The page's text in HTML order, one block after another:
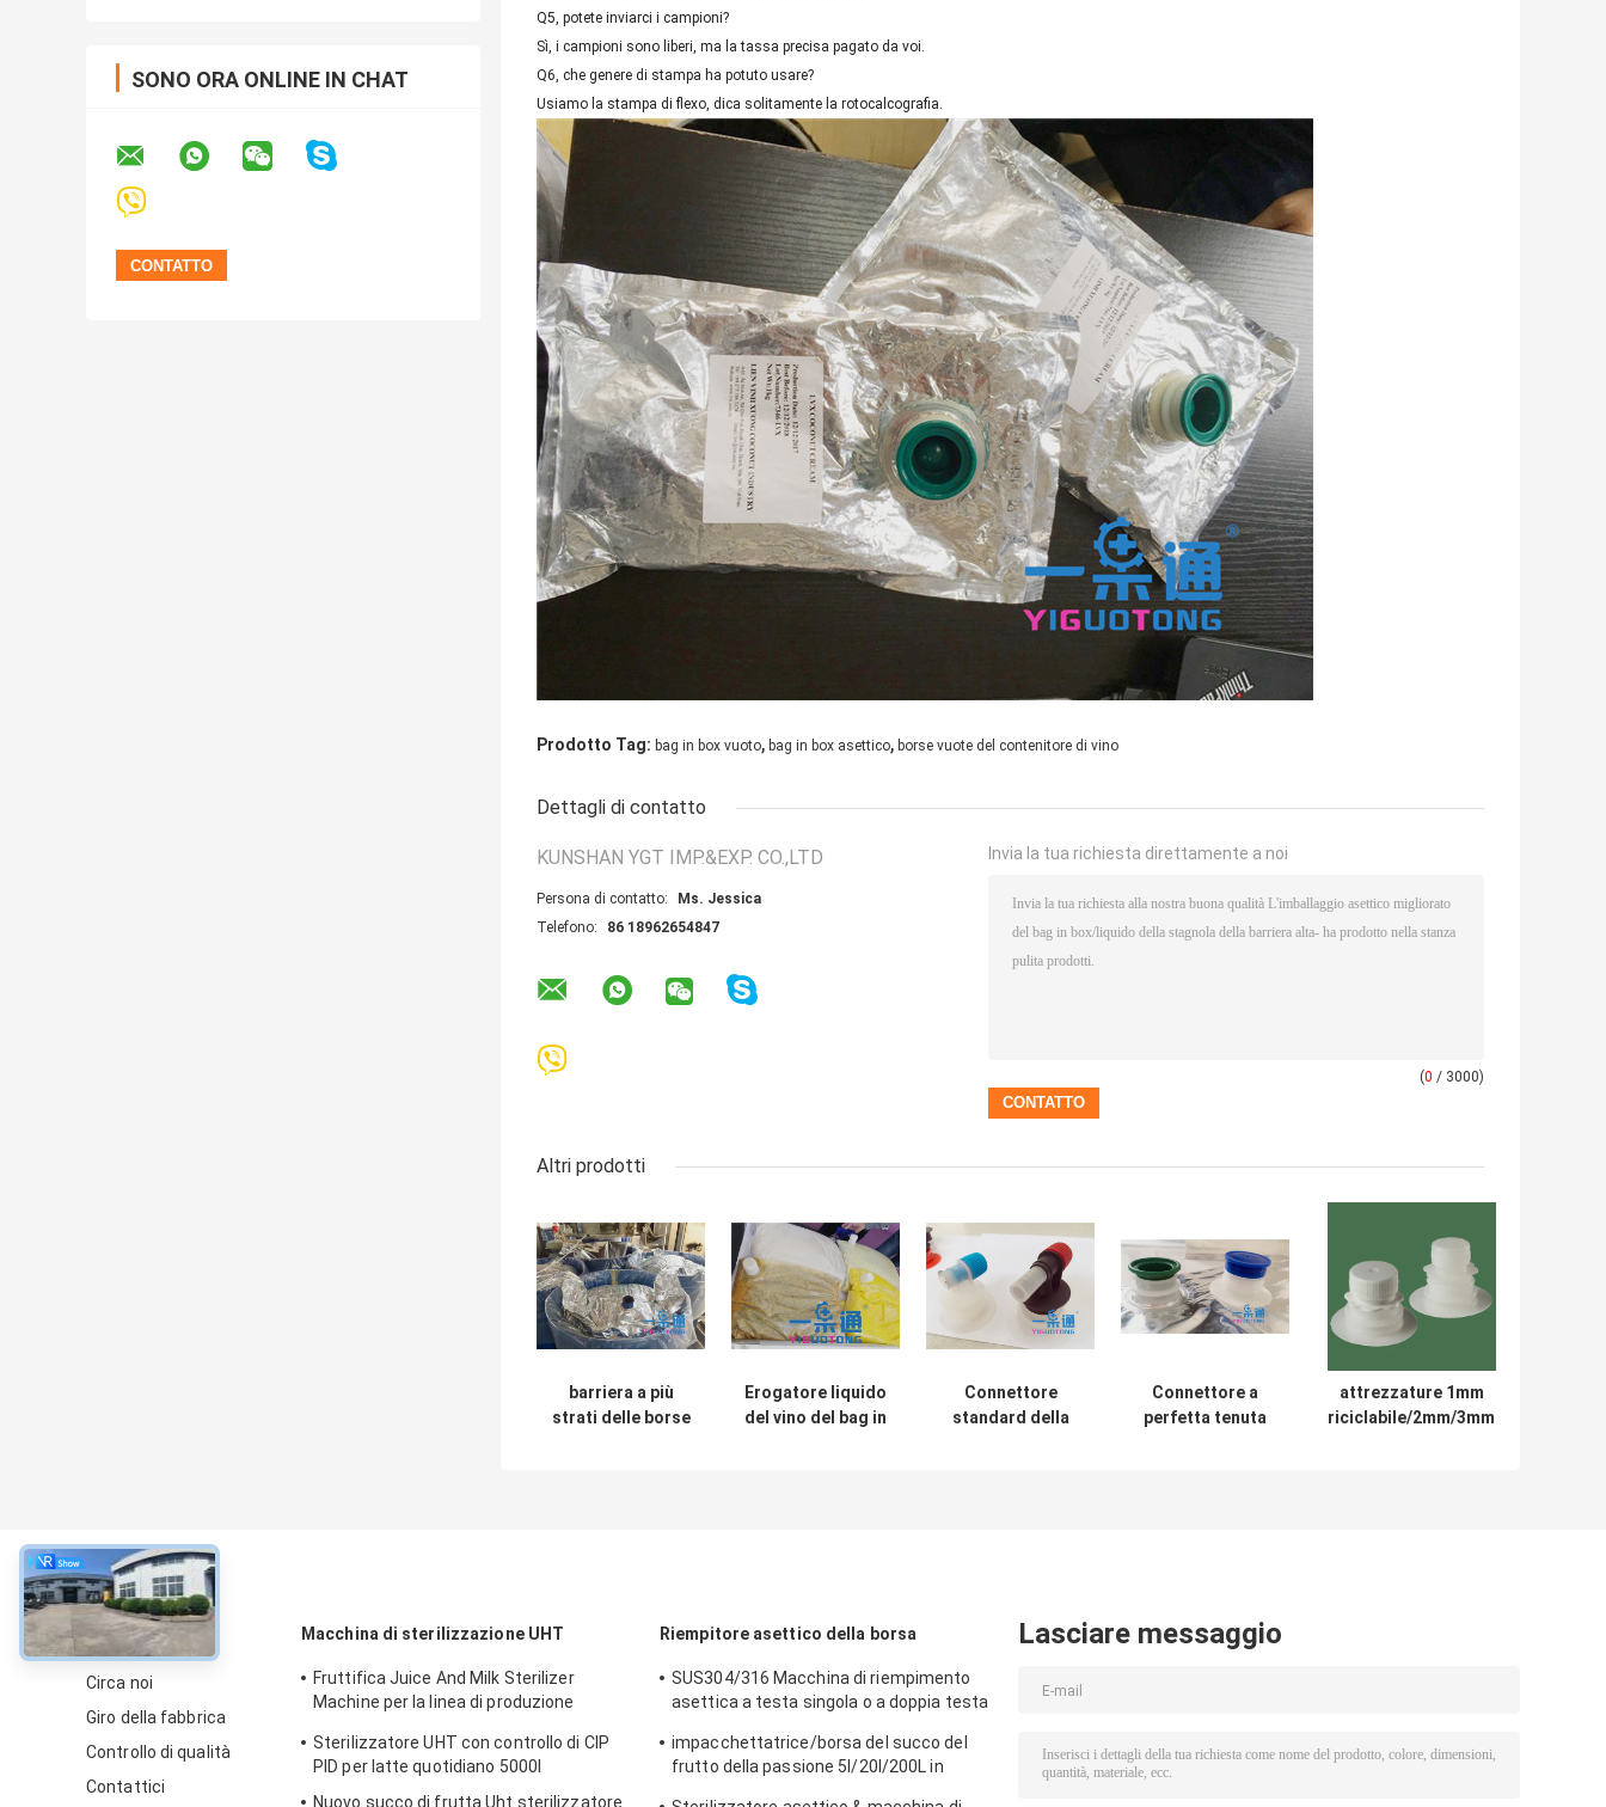
SONO ORA ONLINE IN CHAT
Q5, potete inviarci i campioni?
Sì, i campioni sono liberi, ma la tassa precisa pagato da voi.
Q6, che genere di stampa ha potuto usare?
Usiamo la stampa di flexo, dica solitamente la rotocalcografia.
Prodotto Tag: bag in box vuoto, bag in box asettico, borse vuote del contenitore di vino
Dettagli di contatto
KUNSHAN YGT IMP.&EXP. CO.,LTD
Persona di contatto:
Ms. Jessica
Telefono:
86 18962654847
Invia la tua richiesta direttamente a noi
(0 / 3000)
Altri prodotti
barriera a più
strati delle borse
Erogatore liquido
del vino del bag in
Connettore
standard della
di cocco
Connettore a
perfetta tenuta
attrezzature 1mm
riciclabile/2mm/3mm
circa
Circa noi
Giro della fabbrica
Controllo di qualità
Contattici
Macchina di sterilizzazione UHT
Fruttifica Juice And Milk Sterilizer
Machine per la linea di produzione
Sterilizzatore UHT con controllo di CIP
PID per latte quotidiano 5000l
Nuovo succo di frutta Uht sterilizzatore
Riempitore asettico della borsa
SUS304/316 Macchina di riempimento
asettica a testa singola o a doppia testa
olio/yogurt/salsa con riempitore PLC
impacchettatrice/borsa del succo del
frutto della passione 5l/20l/200L in
Lasciare messaggio